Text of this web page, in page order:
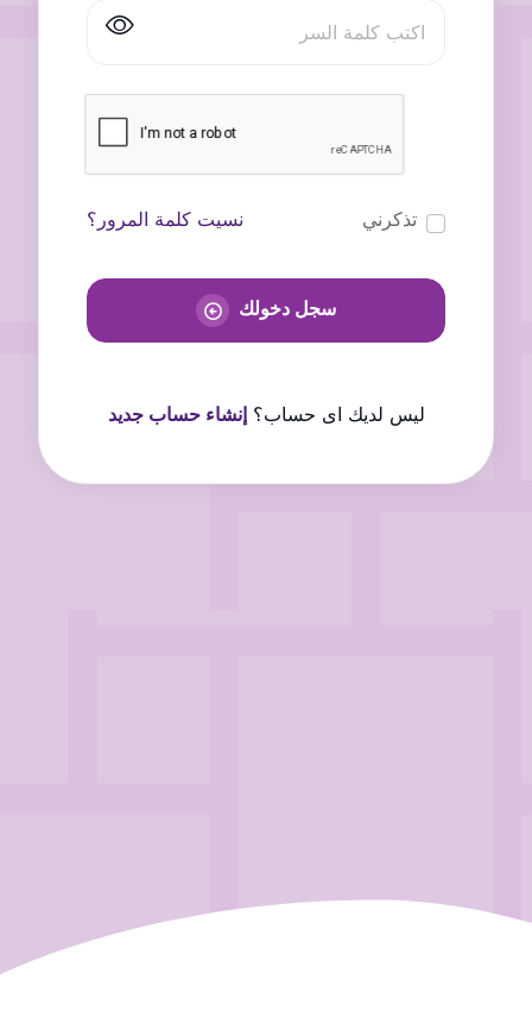
تذكرني نسيت كلمة المرور؟
سجل دخولك
ليس لديك اى حساب؟إنشاء حساب جديد